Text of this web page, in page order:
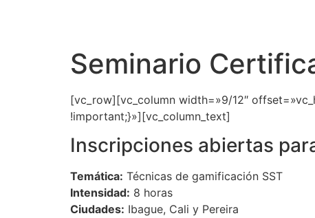
Seminario
[vc_row][vc_column width=»9/12″
!important;}»][vc_column_text]
Inscripciones abiertas
Temática: Técnicas de gamificación SST
Intensidad: 8 horas
Ciudades: Ibague, Cali y Pereira